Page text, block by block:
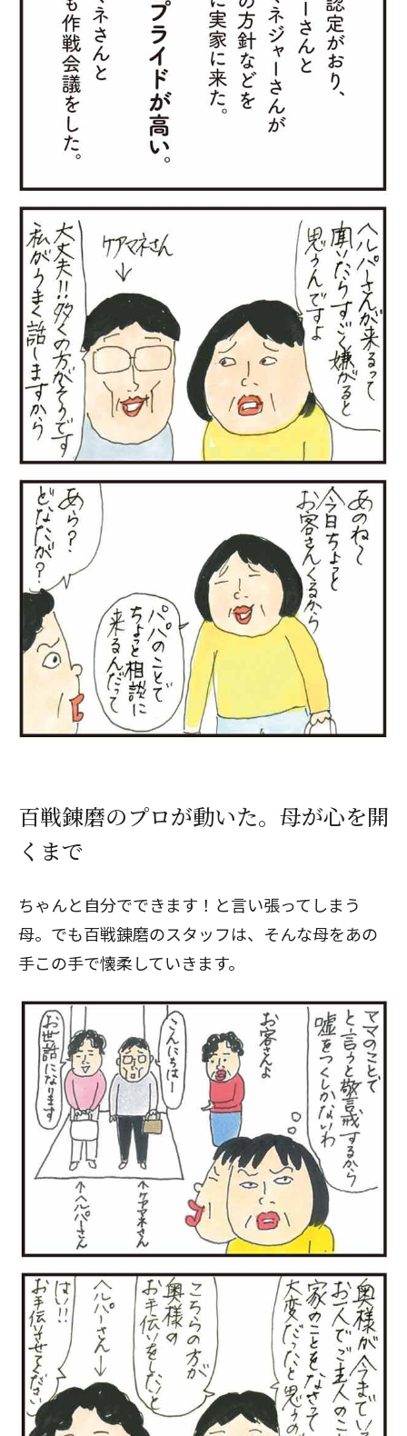
百戦錬磨のプロが動いた。母が心を開
くまで
ちゃんと自分でできます！と言い張ってしまう
母。でも百戦錬磨のスタッフは、そんな母をあの
手この手で懐柔していきます。